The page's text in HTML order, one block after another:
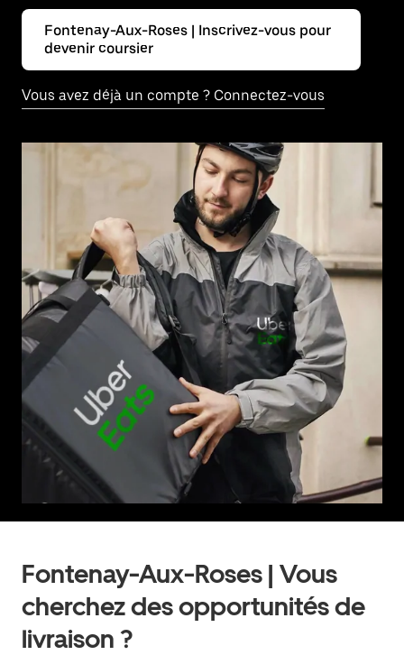
Fontenay-Aux-Roses | Inscrivez-vous pour
devenir coursier
Vous avez déjà un compte ? Connectez-vous
Fontenay-Aux-Roses | Vous
cherchez des opportunités de
livraison ?